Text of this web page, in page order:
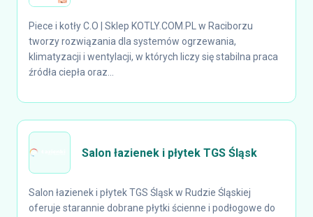
Piece i kotły C.O | Sklep KOTLY.COM.PL w Raciborzu
tworzy rozwiązania dla systemów ogrzewania,
klimatyzacji i wentylacji, w których liczy się stabilna praca
źródła ciepła oraz...
Salon łazienek i płytek TGS Śląsk
Salon łazienek i płytek TGS Śląsk w Rudzie Śląskiej
oferuje starannie dobrane płytki ścienne i podłogowe do